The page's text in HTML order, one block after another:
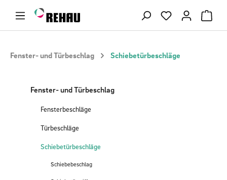
Zum Hauptinhalt springen Du hast 0
Fenster- und Türbeschlag Schiebetürbeschläge
Fenster- und Türbeschlag
Fensterbeschläge
Türbeschläge
Schiebetürbeschläge
Schiebebeschlag